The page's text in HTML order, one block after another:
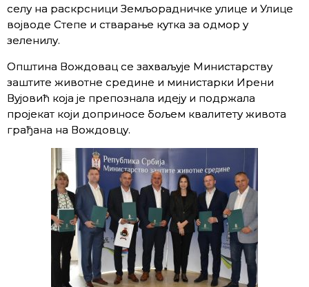
селу на раскрсници Земљорадничке улице и Улице
војводе Степе и стварање кутка за одмор у
зеленилу.
Општина Вождовац се захваљује Министарству
заштите животне средине и министарки Ирени
Вујовић која је препознала идеју и подржала
пројекат који доприносе бољем квалитету живота
грађана на Вождовцу.